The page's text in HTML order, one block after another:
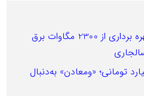
برنامه ریزی ایمیدرو برای بهره برداری از 2300 مگاوات برق
245 هزار میلیارد تومانی؛ «ومعادن» به‌دنبال